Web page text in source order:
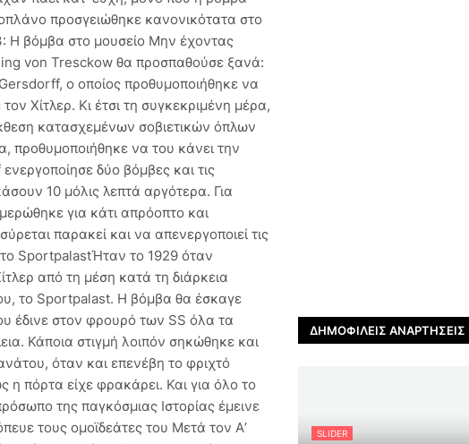
ΔΗΜΟΦΙΛΕΊΣ ΑΝΑΡΤΉΣΕΙΣ
SLIDER